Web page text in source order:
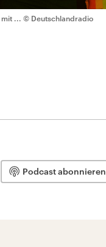
mit ... © Deutschlandradio
Podcast abonnieren